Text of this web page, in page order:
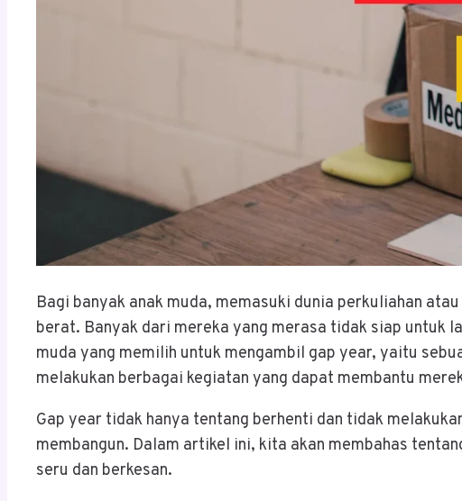
Bagi banyak anak muda, memasuki dunia perkuliahan
berat. Banyak dari mereka yang merasa tidak siap untuk
muda yang memilih untuk mengambil gap year, yaitu
melakukan berbagai kegiatan yang dapat membantu
Gap year tidak hanya tentang berhenti dan tidak
membangun. Dalam artikel ini, kita akan membahas
seru dan berkesan.